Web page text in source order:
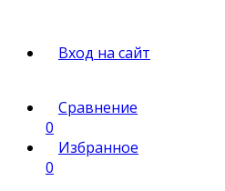
Вход на сайт
Сравнение
0
Избранное
0